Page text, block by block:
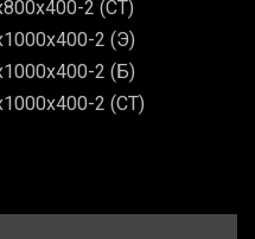
2 (СТ)
2 (Э)
2 (Б)
2 (СТ)